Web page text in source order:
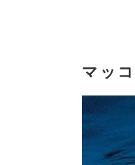
マッ